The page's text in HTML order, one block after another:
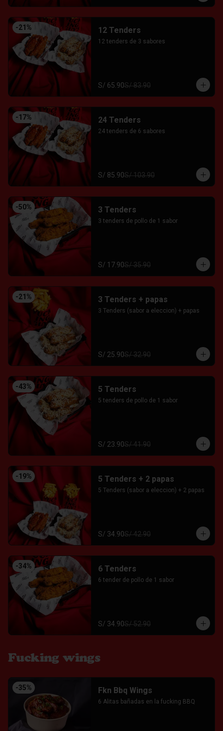
-21 % 12 Tenders
12 tenders de 3 sabores
S/ 65.90S/ 83.90
-17% 24 Tenders
24 tenders de 6 sabores
S/ 85.90S/ 103.90
-50% 3 Tenders
3 tenders de pollo de 1 sabor
S/ 17.90S/ 35.90
-21 % 3 Tenders + papas
3 Tenders (sabor a eleccion) + papas
S/ 25.90S/ 32.90
-43% 5 Tenders
5 tenders de pollo de 1 sabor
S/ 23.90S/ 41.90
-19% 5 Tenders + 2 papas
5 Tenders (sabor a eleccion) + 2 papas
S/ 34.90S/ 42.90
-34% 6 Tenders
6 tender de pollo de 1 sabor
S/ 34.90S/ 52.90
Fucking wings
-35% Fkn Bbq Wings
6 Alitas bañadas en la fucking BBQ